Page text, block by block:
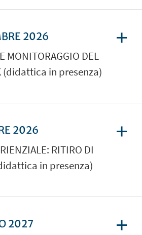
2026
MONITORAGGIO DEL
(didattica in presenza)
2026
RITIRO DI
in presenza)
2027